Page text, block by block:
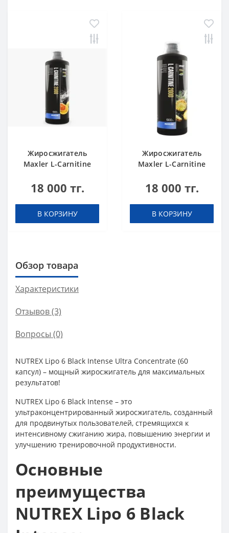
Жиросжигатель
Maxler L-Carnitine
18 000 тг.
В КОРЗИНУ
Жиросжигатель
Maxler L-Carnitine
ml
18 000 тг.
В КОРЗИНУ
Обзор товара
Характеристики
Отзывов (3)
Вопросы (0)
NUTREX Lipo 6 Black Intense Ultra Concentrate (60
капсул) – мощный жиросжигатель для максимальных
результатов!
NUTREX Lipo 6 Black Intense – это
ультраконцентрированный жиросжигатель, созданный
для продвинутых пользователей, стремящихся к
интенсивному сжиганию жира, повышению энергии и
улучшению тренировочной продуктивности.
Основные
преимущества
NUTREX Lipo 6 Black